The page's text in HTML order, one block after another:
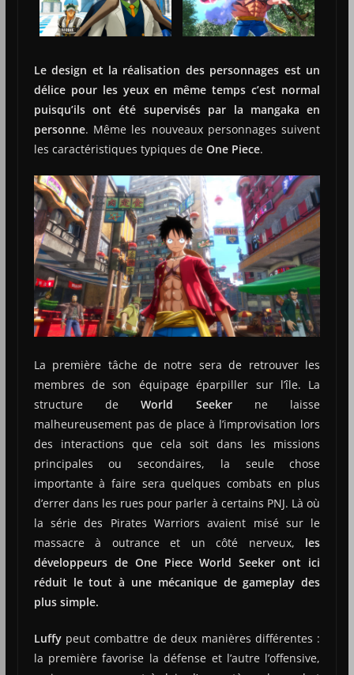
Le design et la réalisation des personnages est un
délice pour les yeux en même temps c’est normal
puisqu’ils ont été supervisés par la mangaka en
personne. Même les nouveaux personnages suivent
les caractéristiques typiques de One Piece.
La première tâche de notre sera de retrouver les
membres de son équipage éparpiller sur l’île. La
structure deWorld Seekerne laisse
malheureusement pas de place à l’improvisation lors
des interactions que cela soit dans les missions
principales ou secondaires, la seule chose
importante à faire sera quelques combats en plus
d’errer dans les rues pour parler à certains PNJ. Là où
la série des Pirates Warriors avaient misé sur le
massacre à outrance et un côté nerveux, les
développeurs de One Piece WorldSeeker ont ici
réduit le tout à une mécanique de gameplay des
plus simple.
Luffypeut combattre de deux manières différentes :
la première favorise la défense et l’autre l’offensive,